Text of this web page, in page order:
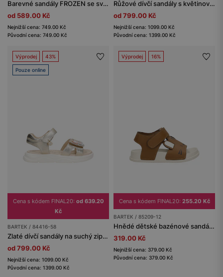
Barevné sandály FROZEN se svítící podrážkou BARTEK 89005-49
od 589.00 Kč
Nejnižší cena: 749.00 Kč
Původní cena: 749.00 Kč
Růžové dívčí sandály s květinovými detaily BARTEK 84416-65
od 799.00 Kč
Nejnižší cena: 1099.00 Kč
Původní cena: 1399.00 Kč
Výprodej 43%
Pouze online
Cena s kódem FINAL20: od 639.20
Kč
BARTEK / 84416-58
Zlaté dívčí sandály na suchý zip s květinovými detaily BARTEK 84416-58
od 799.00 Kč
Nejnižší cena: 1099.00 Kč
Původní cena: 1399.00 Kč
Výprodej 16%
Cena s kódem FINAL20: 255.20 Kč
BARTEK / 85209-12
Hnědé dětské bazénové sandály s tygříkem BARTEK 85209-12
319.00 Kč
Nejnižší cena: 379.00 Kč
Původní cena: 379.00 Kč